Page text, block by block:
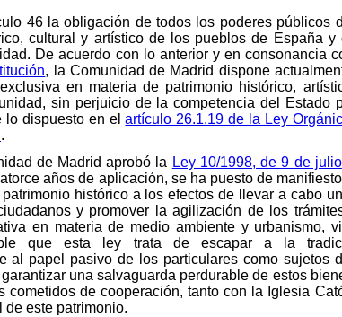
46 la obligación de todos los poderes públicos
cultural y artístico de los pueblos de España
De acuerdo con lo anterior y en consonancia
, la Comunidad de Madrid dispone
en materia de patrimonio histórico,
sin perjuicio de la competencia del Estado
lo dispuesto en elartículo 26.1.19 de la Ley
.
de Madrid aprobó la Ley 10/1998, de 9 de julio
años de aplicación, se ha puesto de
histórico a los efectos de llevar a cabo
y promover la agilización de los
en materia de medio ambiente y urbanismo,
que esta ley trata de escapar a la
al papel pasivo de los particulares como sujetos
una salvaguarda perdurable de estos
de cooperación, tanto con la Iglesia
de este patrimonio.